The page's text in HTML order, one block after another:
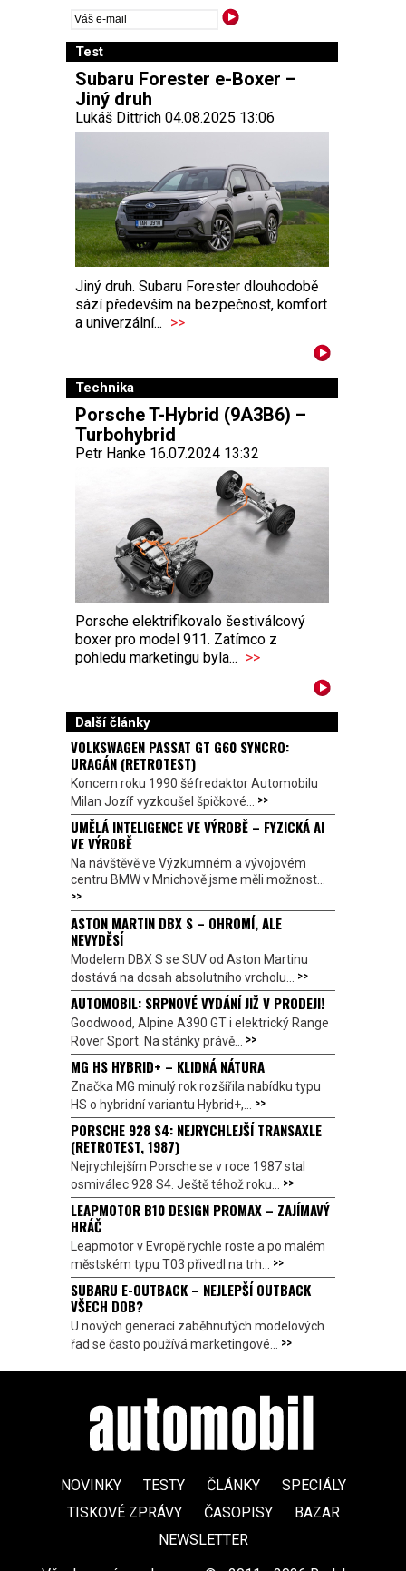
Test
Subaru Forester e-Boxer –
Jiný druh
Lukáš Dittrich 04.08.2025 13:06
Jiný druh. Subaru Forester dlouhodobě
sází především na bezpečnost, komfort
a univerzální... >>
Technika
Porsche T-Hybrid (9A3B6) –
Turbohybrid
Petr Hanke 16.07.2024 13:32
Porsche elektrifikovalo šestiválcový
boxer pro model 911. Zatímco z
pohledu marketingu byla... >>
Další články
VOLKSWAGEN PASSAT GT G60 SYNCRO:
URAGÁN (RETROTEST)
Koncem roku 1990 šéfredaktor Automobilu
Milan Jozíf vyzkoušel špičkové... >>
UMĚLÁ INTELIGENCE VE VÝROBĚ – FYZICKÁ AI
VE VÝROBĚ
Na návštěvě ve Výzkumném a vývojovém
centru BMW v Mnichově jsme měli možnost...
>>
ASTON MARTIN DBX S – OHROMÍ, ALE
NEVYDĚSÍ
Modelem DBX S se SUV od Aston Martinu
dostává na dosah absolutního vrcholu... >>
AUTOMOBIL: SRPNOVÉ VYDÁNÍ JIŽ V PRODEJI!
Goodwood, Alpine A390 GT i elektrický Range
Rover Sport. Na stánky právě... >>
MG HS HYBRID+ – KLIDNÁ NÁTURA
Značka MG minulý rok rozšířila nabídku typu
HS o hybridní variantu Hybrid+,... >>
PORSCHE 928 S4: NEJRYCHLEJŠÍ TRANSAXLE
(RETROTEST, 1987)
Nejrychlejším Porsche se v roce 1987 stal
osmiválec 928 S4. Ještě téhož roku... >>
LEAPMOTOR B10 DESIGN PROMAX – ZAJÍMAVÝ
HRÁČ
Leapmotor v Evropě rychle roste a po malém
městském typu T03 přivedl na trh... >>
SUBARU E-OUTBACK – NEJLEPŠÍ OUTBACK
VŠECH DOB?
U nových generací zaběhnutých modelových
řad se často používá marketingové... >>
NOVINKY TESTY ČLÁNKY
SPECIÁLY
TISKOVÉ ZPRÁVY
ČASOPISY
BAZAR
NEWSLETTER